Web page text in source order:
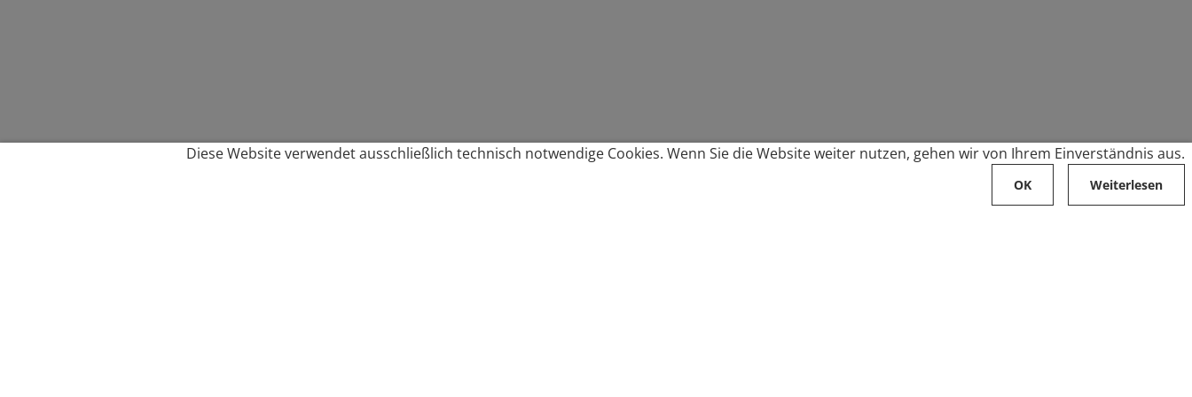
Diese Website verwendet ausschließlich technisch notwendige Cookies. Wenn Sie die Website weiter nutzen, gehen wir von Ihrem Einverständnis aus.
OK Weiterlesen